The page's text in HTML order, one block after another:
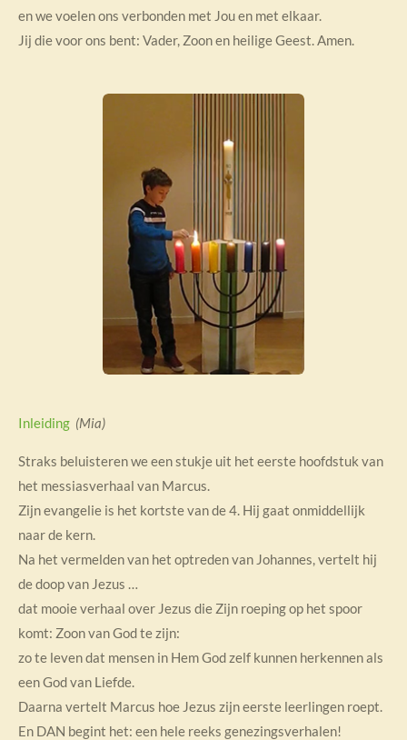
en we voelen ons verbonden met Jou en met elkaar.
Jij die voor ons bent: Vader, Zoon en heilige Geest. Amen.
Inleiding (Mia)
Straks beluisteren we een stukje uit het eerste hoofdstuk van
het messiasverhaal van Marcus.
Zijn evangelie is het kortste van de 4. Hij gaat onmiddellijk
naar de kern.
Na het vermelden van het optreden van Johannes, vertelt hij
de doop van Jezus …
dat mooie verhaal over Jezus die Zijn roeping op het spoor
komt: Zoon van God te zijn:
zo te leven dat mensen in Hem God zelf kunnen herkennen als
een God van Liefde.
Daarna vertelt Marcus hoe Jezus zijn eerste leerlingen roept.
En DAN begint het: een hele reeks genezingsverhalen!